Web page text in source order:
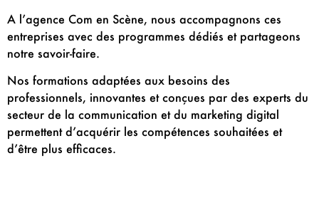
A l’agence Com en Scène, nous accompagnons ces
entreprises avec des programmes dédiés et partageons
notre savoir-faire.
Nos formations adaptées aux besoins des
professionnels, innovantes et conçues par des experts du
secteur de la communication et du marketing digital
permettent d’acquérir les compétences souhaitées et
d’être plus efficaces.